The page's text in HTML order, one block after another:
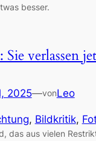
besser.
verlassen
2025—vonLeo
, Bildkritik,
das aus vielen